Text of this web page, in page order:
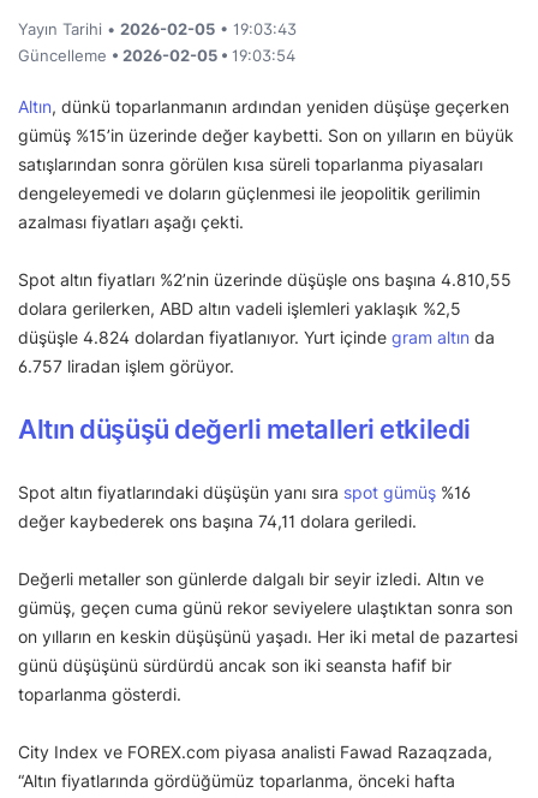
Yayın Tarihi • 2026-02-05 • 19:03:43
Güncelleme • 2026-02-05 • 19:03:54
Altın, dünkü toparlanmanın ardından yeniden düşüşe geçerken
gümüş %15’in üzerinde değer kaybetti. Son on yılların en büyük
satışlarından sonra görülen kısa süreli toparlanma piyasaları
dengeleyemedi ve doların güçlenmesi ile jeopolitik gerilimin
azalması fiyatları aşağı çekti.
Spot altın fiyatları %2’nin üzerinde düşüşle ons başına 4.810,55
dolara gerilerken, ABD altın vadeli işlemleri yaklaşık %2,5
düşüşle 4.824 dolardan fiyatlanıyor. Yurt içinde gram altın da
6.757 liradan işlem görüyor.
Altın düşüşü değerli metalleri etkiledi
Spot altın fiyatlarındaki düşüşün yanı sıra spot gümüş %16
değer kaybederek ons başına 74,11 dolara geriledi.
Değerli metaller son günlerde dalgalı bir seyir izledi. Altın ve
gümüş, geçen cuma günü rekor seviyelere ulaştıktan sonra son
on yılların en keskin düşüşünü yaşadı. Her iki metal de pazartesi
günü düşüşünü sürdürdü ancak son iki seansta hafif bir
toparlanma gösterdi.
City Index ve FOREX.com piyasa analisti Fawad Razaqzada,
“Altın fiyatlarında gördüğümüz toparlanma, önceki hafta